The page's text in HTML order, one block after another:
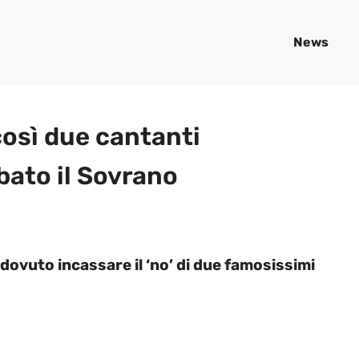
News
due cantanti
il Sovrano
incassare il ‘no’ di due famosissimi